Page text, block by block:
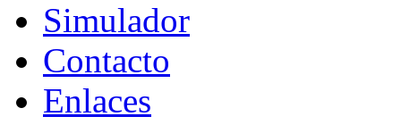
Simulador
Contacto
Enlaces